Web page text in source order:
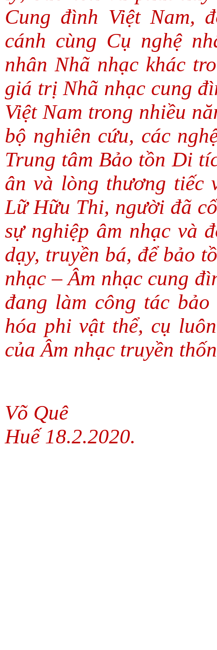
Cung đình Việt Nam,
cánh cùng Cụ nghệ
nhân Nhã nhạc khác
giá trị Nhã nhạc cung
Việt Nam trong nhiều
bộ nghiên cứu, các
Trung tâm Bảo tồn Di
ân và lòng thương tiếc
Lữ Hữu Thi, người đã
sự nghiệp âm nhạc và
dạy, truyền bá, để bảo
nhạc – Âm nhạc cung
đang làm công tác
hóa phi vật thể, cụ
của Âm nhạc truyền
Võ Quê
Huế 18.2.2020.